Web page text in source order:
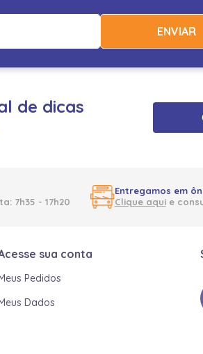
ENVIAR
de dicas
7h35 - 17h20
Entregamos em
Clique aquie
sua conta
Pedidos
Dados